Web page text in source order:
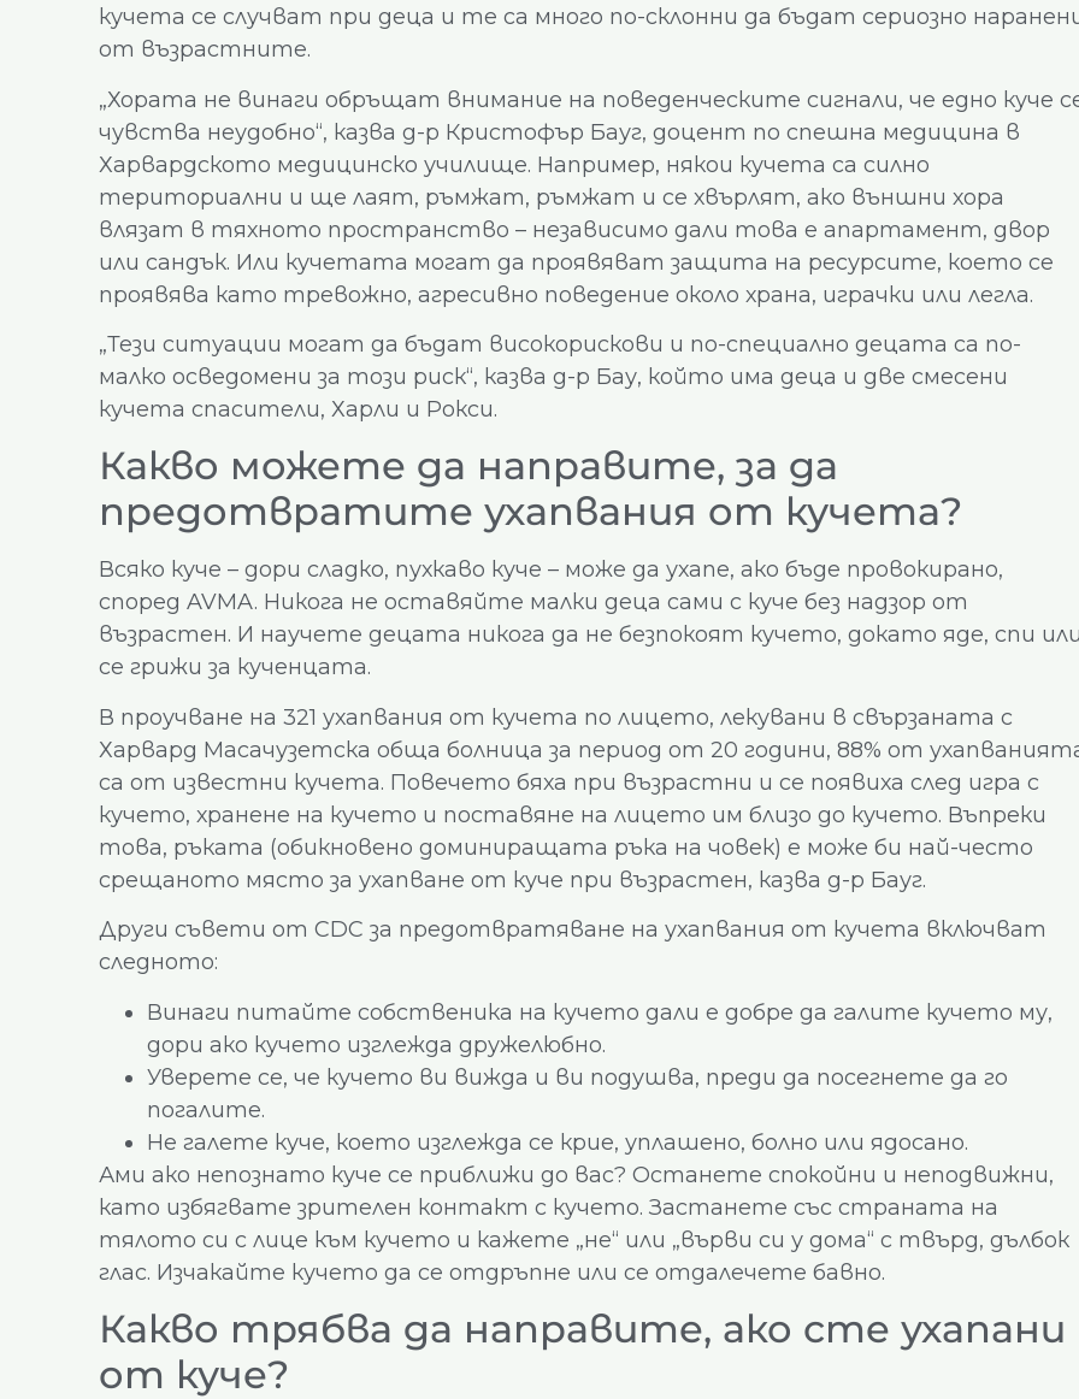
кучета се случват при деца и те са много по-склонни да бъдат сериозно
от възрастните.
„Хората не винаги обръщат внимание на поведенческите сигнали, че едно куче
чувства неудобно“, казва д-р Кристофър Бауг, доцент по спешна медицина в
Харвардското медицинско училище. Например, някои кучета са силно
териториални и ще лаят, ръмжат, ръмжат и се хвърлят, ако външни хора
влязат в тяхното пространство – независимо дали това е апартамент, двор
или сандък. Или кучетата могат да проявяват защита на ресурсите, което се
проявява като тревожно, агресивно поведение около храна, играчки или легла.
„Тези ситуации могат да бъдат високорискови и по-специално децата са по-
малко осведомени за този риск“, казва д-р Бау, който има деца и две смесени
кучета спасители, Харли и Рокси.
Какво можете да направите, за да
предотвратите ухапвания от кучета?
Всяко куче – дори сладко, пухкаво куче – може да ухапе, ако бъде провокирано,
според AVMA. Никога не оставяйте малки деца сами с куче без надзор от
възрастен. И научете децата никога да не безпокоят кучето, докато яде, спи
се грижи за кученцата.
В проучване на 321 ухапвания от кучета по лицето, лекувани в свързаната с
Харвард Масачузетска обща болница за период от 20 години, 88% от
са от известни кучета. Повечето бяха при възрастни и се появиха след игра с
кучето, хранене на кучето и поставяне на лицето им близо до кучето. Въпреки
това, ръката (обикновено доминиращата ръка на човек) е може би най-често
срещаното място за ухапване от куче при възрастен, казва д-р Бауг.
Други съвети от CDC за предотвратяване на ухапвания от кучета включват
следното:
Винаги питайте собственика на кучето дали е добре да галите кучето му,
дори ако кучето изглежда дружелюбно.
Уверете се, че кучето ви вижда и ви подушва, преди да посегнете да го
погалите.
Не галете куче, което изглежда се крие, уплашено, болно или ядосано.
Ами ако непознато куче се приближи до вас? Останете спокойни и неподвижни,
като избягвате зрителен контакт с кучето. Застанете със страната на
тялото си с лице към кучето и кажете „не“ или „върви си у дома“ с твърд, дълбок
глас. Изчакайте кучето да се отдръпне или се отдалечете бавно.
Какво трябва да направите, ако сте ухапани
от куче?